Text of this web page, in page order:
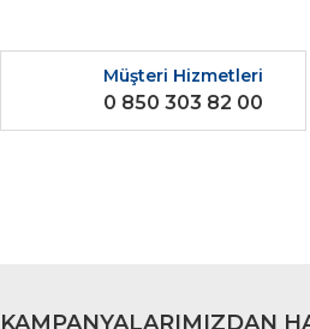
Ürün resmi kalitesiz, bozuk veya
Ürün açıklamasında eksik bilgiler
Müşteri Hizmetleri
0 850 303 82 00
KAMPANYALARIMIZDAN